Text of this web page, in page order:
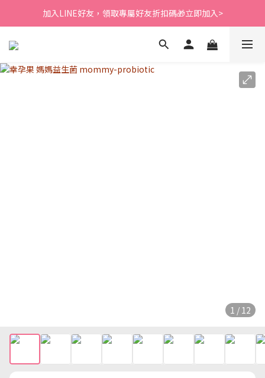
新會員送$200購物金⭐會員消費筆筆回饋1%紅利購物金
加入LINE好友，領取專屬好友折扣碼🎁立即加入>
新會員送$200購物金⭐會員消費筆筆回饋1%紅利購物金
1 / 12